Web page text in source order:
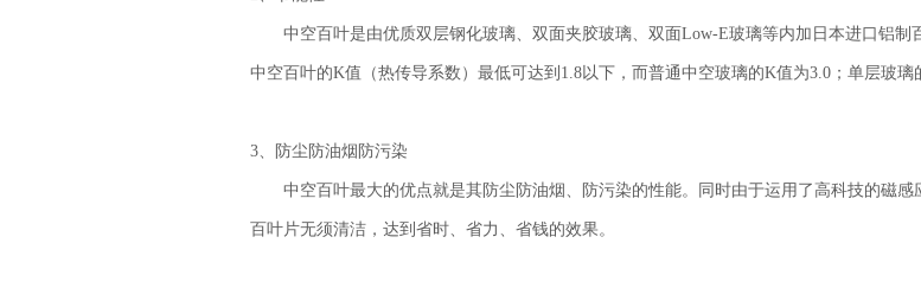
中空百叶是由优质双层钢化玻璃、双面夹胶玻璃、双面Low-E玻璃等内加日本进口铝制
中空百叶的K值（热传导系数）最低可达到1.8以下，而普通中空玻璃的K值为3.0；单层玻璃
3、防尘防油烟防污染
中空百叶最大的优点就是其防尘防油烟、防污染的性能。同时由于运用了高科技的磁感
百叶片无须清洁，达到省时、省力、省钱的效果。